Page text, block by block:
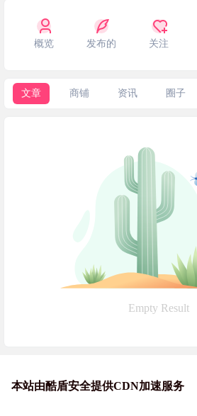
概览 发布的 关注
文章 商铺 资讯 圈子
Empty Result
本站由酷盾安全提供CDN加速服务